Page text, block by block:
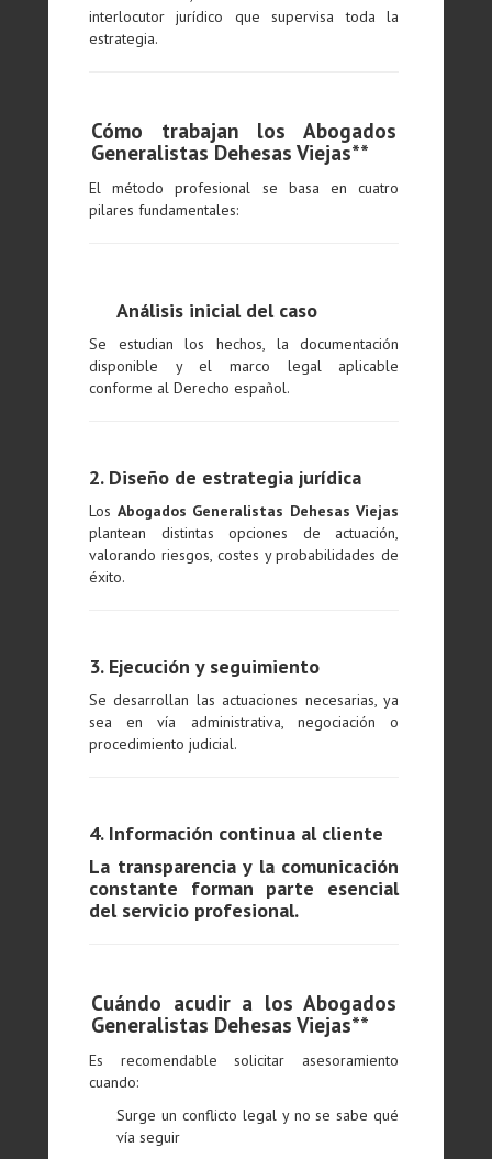
interlocutor jurídico que supervisa toda la
estrategia.
Cómo trabajan los Abogados
Generalistas Dehesas Viejas**
El método profesional se basa en cuatro
pilares fundamentales:
Análisis inicial del caso
Se estudian los hechos, la documentación
disponible y el marco legal aplicable
conforme al Derecho español.
2. Diseño de estrategia jurídica
Los Abogados Generalistas Dehesas Viejas
plantean distintas opciones de actuación,
valorando riesgos, costes y probabilidades de
éxito.
3. Ejecución y seguimiento
Se desarrollan las actuaciones necesarias, ya
sea en vía administrativa, negociación o
procedimiento judicial.
4. Información continua al cliente
La transparencia y la comunicación
constante forman parte esencial
del servicio profesional.
Cuándo acudir a los Abogados
Generalistas Dehesas Viejas**
Es recomendable solicitar asesoramiento
cuando:
Surge un conflicto legal y no se sabe qué
vía seguir